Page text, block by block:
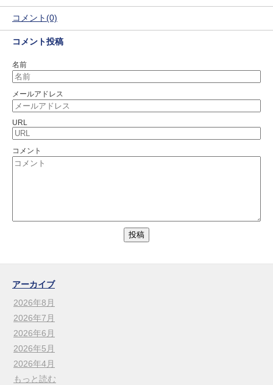
コメント(0)
コメント投稿
名前
メールアドレス
URL
コメント
アーカイブ
2026年8月
2026年7月
2026年6月
2026年5月
2026年4月
もっと読む